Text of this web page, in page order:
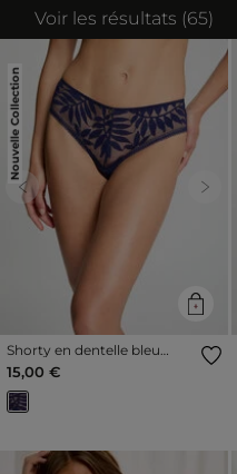
Voir les résultats (65)
Nouvelle Collection
Previous Next
Shorty en dentelle bleu
marine femme
15,00 €